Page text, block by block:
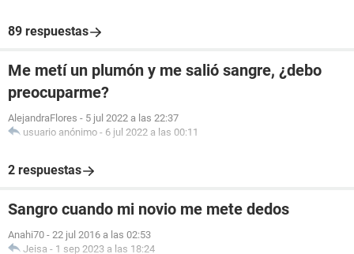
89 respuestas
Me metí un plumón y me salió sangre, ¿debo
preocuparme?
AlejandraFlores - 5 jul 2022 a las 22:37
usuario anónimo - 6 jul 2022 a las 00:11
2 respuestas
Sangro cuando mi novio me mete dedos
Anahi70 - 22 jul 2016 a las 02:53
Jeisa - 1 sep 2023 a las 18:24